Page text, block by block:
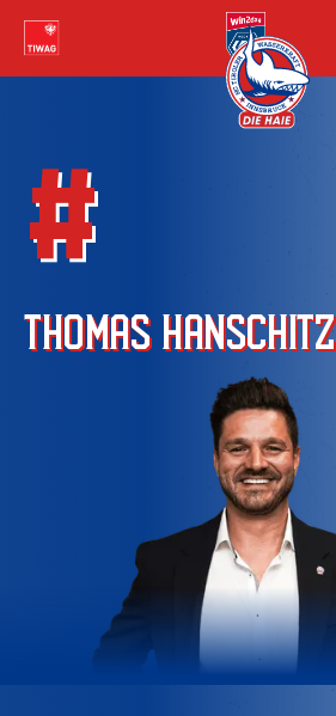
#
THOMAS HANSCHITZ